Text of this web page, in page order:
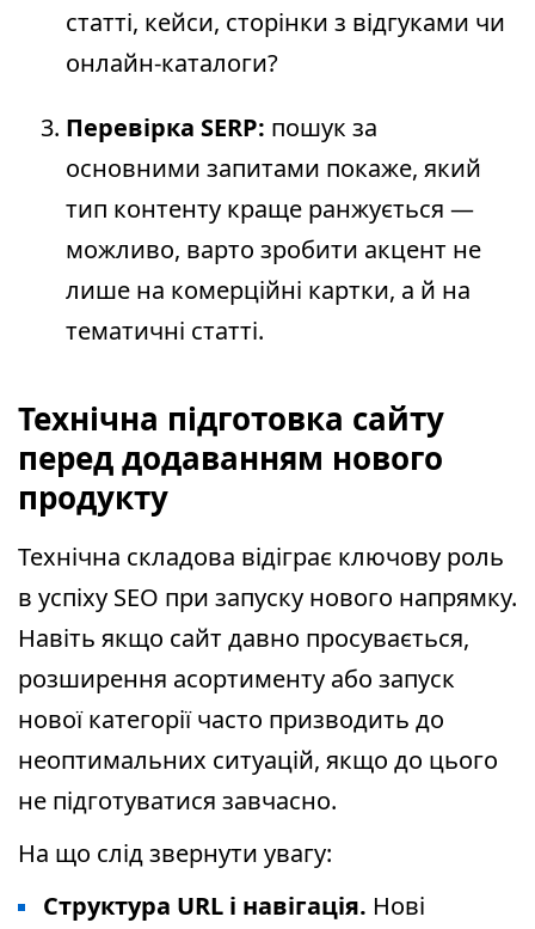
статті, кейси, сторінки з відгуками чи
онлайн-каталоги?
Перевірка SERP: пошук за
основними запитами покаже, який
тип контенту краще ранжується —
можливо, варто зробити акцент не
лише на комерційні картки, а й на
тематичні статті.
Технічна підготовка сайту
перед додаванням нового
продукту
Технічна складова відіграє ключову роль
в успіху SEO при запуску нового напрямку.
Навіть якщо сайт давно просувається,
розширення асортименту або запуск
нової категорії часто призводить до
неоптимальних ситуацій, якщо до цього
не підготуватися завчасно.
На що слід звернути увагу:
Структура URL і навігація. Нові